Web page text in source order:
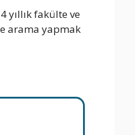
yıllık fakülte ve
arama yapmak